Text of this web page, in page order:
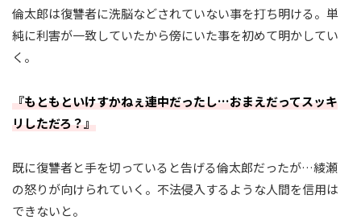
倫太郎は復讐者に洗脳などされていない事を打ち明ける。単
純に利害が一致していたから傍にいた事を初めて明かしてい
く。
『もともといけすかねぇ連中だったし…おまえだってスッキ
リしただろ？』
既に復讐者と手を切っていると告げる倫太郎だったが…綾瀬
の怒りが向けられていく。不法侵入するような人間を信用は
できないと。